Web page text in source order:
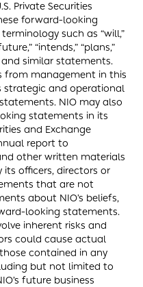
Private Securities
forward-looking
such as “will,”
“intends,” “plans,”
and similar statements.
from management in this
strategic and operational
NIO may also
statements in its
and Exchange
report to
other written materials
officers, directors or
that are not
about NIO’s beliefs,
looking statements.
inherent risks and
could cause actual
contained in any
but not limited to
future business